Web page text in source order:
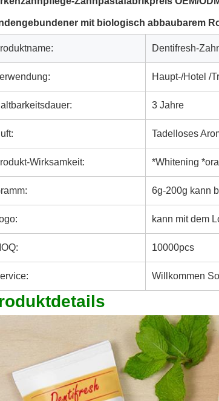
mit biologisch abbaubarem
Dentifresh-
Haupt-/Hotel /
3 Jahre
Tadelloses
Wirksamkeit: *Whitening
6g-200g kann
kann mit dem
10000pcs
Willkommen